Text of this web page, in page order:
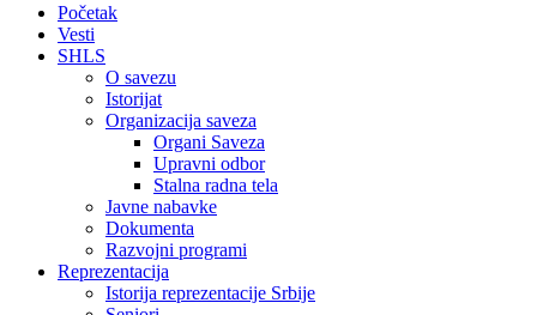
Početak
Vesti
SHLS
O savezu
Istorijat
Organizacija saveza
Organi Saveza
Upravni odbor
Stalna radna tela
Javne nabavke
Dokumenta
Razvojni programi
Reprezentacija
Istorija reprezentacije Srbije